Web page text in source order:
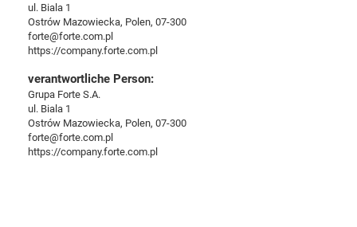
ul. Biala 1
Ostrów Mazowiecka, Polen, 07-300
forte@forte.com.pl
https://company.forte.com.pl
verantwortliche Person:
Grupa Forte S.A.
ul. Biala 1
Ostrów Mazowiecka, Polen, 07-300
forte@forte.com.pl
https://company.forte.com.pl